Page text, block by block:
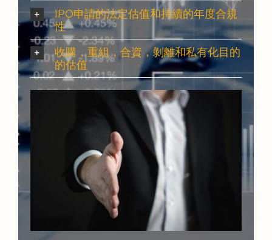
IPO申請的法定估值和持續的年度合規
性
收購，重組，合資，剝離和私有化目的
的估值